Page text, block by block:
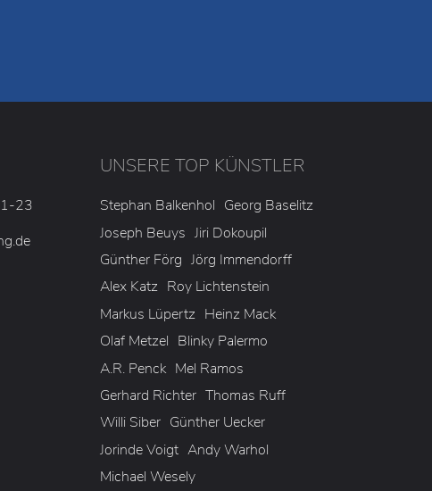
23
.de
UNSERE TOP KÜNSTLER
Stephan Balkenhol Georg Baselitz
Joseph Beuys Jiri Dokoupil
Günther Förg Jörg Immendorff
Alex Katz Roy Lichtenstein
Markus Lüpertz Heinz Mack
Olaf Metzel Blinky Palermo
A.R. Penck Mel Ramos
Gerhard Richter Thomas Ruff
Willi Siber Günther Uecker
Jorinde Voigt Andy Warhol
Michael Wesely